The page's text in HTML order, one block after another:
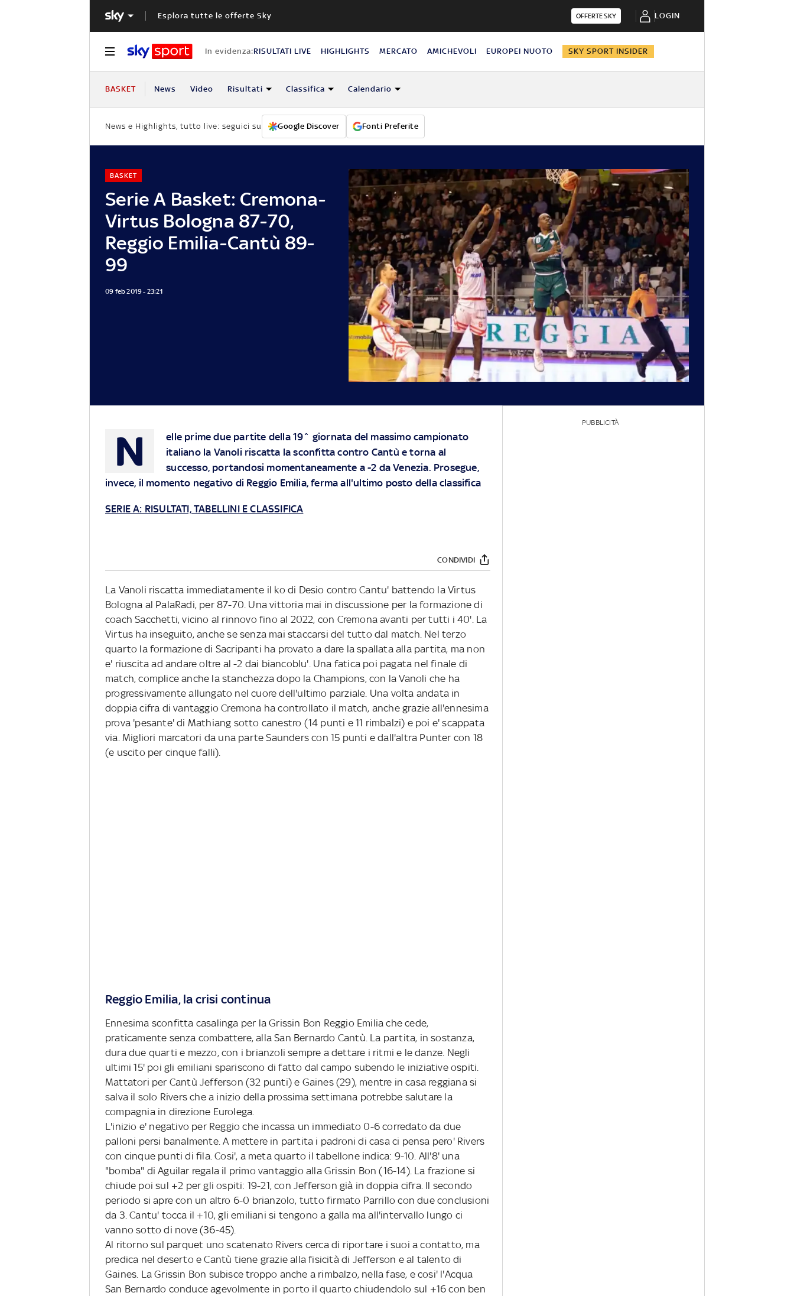
Esplora tutte le offerte Sky OFFERTE SKY LOGIN
In evidenza:RISULTATI LIVE HIGHLIGHTS MERCATO AMICHEVOLI EUROPEI NUOTO SKY SPORT INSIDER
BASKET News Video Risultati Classifica Calendario
News e Highlights, tutto live: seguici su Google Discover Fonti Preferite
Serie A Basket: Cremona-
Virtus Bologna 87-70,
Reggio Emilia-Cantù 89-
99
BASKET
09 feb 2019 - 23:21
N
elle prime due partite della 19^ giornata del massimo campionato
italiano la Vanoli riscatta la sconfitta contro Cantù e torna al
successo, portandosi momentaneamente a -2 da Venezia. Prosegue,
invece, il momento negativo di Reggio Emilia, ferma all'ultimo posto della classifica
SERIE A: RISULTATI, TABELLINI E CLASSIFICA
CONDIVIDI
La Vanoli riscatta immediatamente il ko di Desio contro Cantu' battendo la Virtus
Bologna al PalaRadi, per 87-70. Una vittoria mai in discussione per la formazione di
coach Sacchetti, vicino al rinnovo fino al 2022, con Cremona avanti per tutti i 40'. La
Virtus ha inseguito, anche se senza mai staccarsi del tutto dal match. Nel terzo
quarto la formazione di Sacripanti ha provato a dare la spallata alla partita, ma non
e' riuscita ad andare oltre al -2 dai biancoblu'. Una fatica poi pagata nel finale di
match, complice anche la stanchezza dopo la Champions, con la Vanoli che ha
progressivamente allungato nel cuore dell'ultimo parziale. Una volta andata in
doppia cifra di vantaggio Cremona ha controllato il match, anche grazie all'ennesima
prova 'pesante' di Mathiang sotto canestro (14 punti e 11 rimbalzi) e poi e' scappata
via. Migliori marcatori da una parte Saunders con 15 punti e dall'altra Punter con 18
(e uscito per cinque falli).
Reggio Emilia, la crisi continua
Ennesima sconfitta casalinga per la Grissin Bon Reggio Emilia che cede,
praticamente senza combattere, alla San Bernardo Cantù. La partita, in sostanza,
dura due quarti e mezzo, con i brianzoli sempre a dettare i ritmi e le danze. Negli
ultimi 15' poi gli emiliani spariscono di fatto dal campo subendo le iniziative ospiti.
Mattatori per Cantù Jefferson (32 punti) e Gaines (29), mentre in casa reggiana si
salva il solo Rivers che a inizio della prossima settimana potrebbe salutare la
compagnia in direzione Eurolega.
L'inizio e' negativo per Reggio che incassa un immediato 0-6 corredato da due
palloni persi banalmente. A mettere in partita i padroni di casa ci pensa pero' Rivers
con cinque punti di fila. Cosi', a meta quarto il tabellone indica: 9-10. All'8' una
"bomba" di Aguilar regala il primo vantaggio alla Grissin Bon (16-14). La frazione si
chiude poi sul +2 per gli ospiti: 19-21, con Jefferson già in doppia cifra. Il secondo
periodo si apre con un altro 6-0 brianzolo, tutto firmato Parrillo con due conclusioni
da 3. Cantu' tocca il +10, gli emiliani si tengono a galla ma all'intervallo lungo ci
vanno sotto di nove (36-45).
Al ritorno sul parquet uno scatenato Rivers cerca di riportare i suoi a contatto, ma
predica nel deserto e Cantù tiene grazie alla fisicità di Jefferson e al talento di
Gaines. La Grissin Bon subisce troppo anche a rimbalzo, nella fase, e cosi' l'Acqua
San Bernardo conduce agevolmente in porto il quarto chiudendolo sul +16 con ben
PUBBLICITÀ